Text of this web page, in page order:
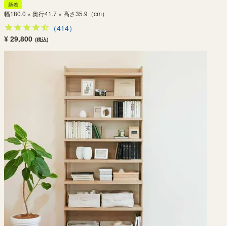
新着
幅180.0 × 奥行41.7 × 高さ35.9（cm）
（414）
¥ 29,800 (税込)